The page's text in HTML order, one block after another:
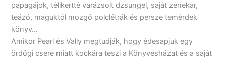
papagájok, télikertté varázsolt dzsungel, saját zenekar,
teázó, maguktól mozgó polclétrák és persze temérdek
könyv…
Amikor Pearl és Vally megtudják, hogy édesapjuk egy
ördögi csere miatt kockára teszi a Könyvesházat és a saját